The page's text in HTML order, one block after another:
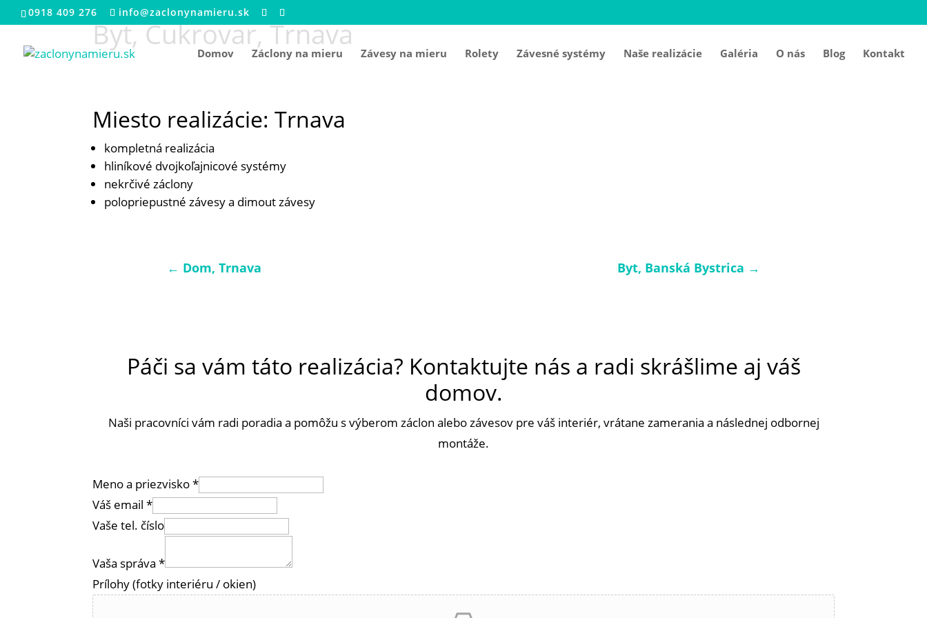
0918 409 276 info@zaclonynamieru.sk
Domov Záclony na mieru Závesy na mieru Rolety Závesné systémy Naše realizácie Galéria O nás Blog Kontakt
Byt, Cukrovar, Trnava
Miesto realizácie: Trnava
kompletná realizácia
hliníkové dvojkoľajnicové systémy
nekrčivé záclony
polopriepustné závesy a dimout závesy
← Dom, Trnava Byt, Banská Bystrica →
Páči sa vám táto realizácia? Kontaktujte nás a radi skrášlime aj váš
domov.
Naši pracovníci vám radi poradia a pomôžu s výberom záclon alebo závesov pre váš interiér, vrátane zamerania a následnej odbornej
montáže.
Meno a priezvisko*
Váš email*
Vaše tel. číslo
Vaša správa*
Prílohy (fotky interiéru / okien)